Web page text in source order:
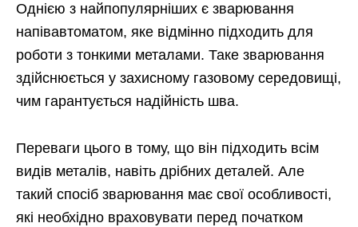
Однією з найпопулярніших є зварювання
напівавтоматом, яке відмінно підходить для
роботи з тонкими металами. Таке зварювання
здійснюється у захисному газовому середовищі,
чим гарантується надійність шва.
Переваги цього в тому, що він підходить всім
видів металів, навіть дрібних деталей. Але
такий спосіб зварювання має свої особливості,
які необхідно враховувати перед початком